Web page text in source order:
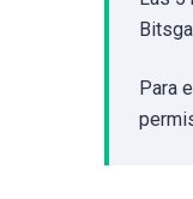
Para